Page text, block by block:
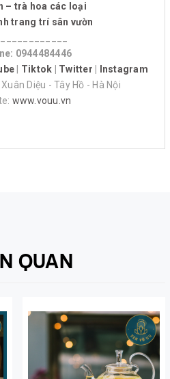
– trà hoa các loại
trang trí sân vườn
0944484446
Tiktok Twitter
Instagram
Diệu - Tây Hồ - Hà Nội
www.vouu.vn
QUAN